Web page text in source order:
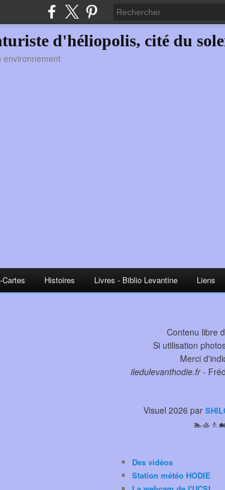
d'héliopolis, cité du
environnement
Histoires Livres - Biblio Levantine Liens
Contenu libre
Si utilisation
Merci
iledulevanthodie.fr-
Visuel 2026 par
Des vidéos
Station météo HODIE